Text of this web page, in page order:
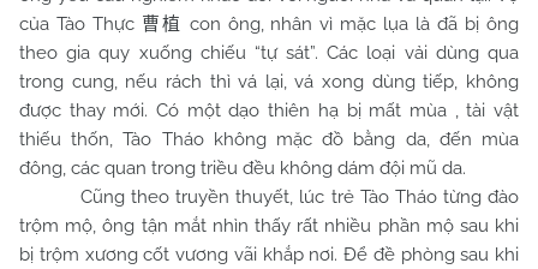
của Tào Thực 曹植 con ông, nhân vì mặc lụa là đã bị ông
theo gia quy xuống chiếu “tự sát”. Các loại vải dùng qua
trong cung, nếu rách thì vá lại, vá xong dùng tiếp, không
được thay mới. Có một dạo thiên hạ bị mất mùa , tài vật
thiếu thốn, Tào Tháo không mặc đồ bằng da, đến mùa
đông, các quan trong triều đều không dám đội mũ da.
Cũng theo truyền thuyết, lúc trẻ Tào Tháo từng đào
trộm mộ, ông tận mắt nhìn thấy rất nhiều phần mộ sau khi
bị trộm xương cốt vương vãi khắp nơi. Để đề phòng sau khi